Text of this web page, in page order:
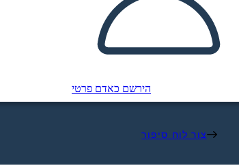
הירשם כאדם פרטי
צור לוח סיפור